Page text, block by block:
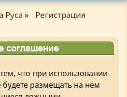
Руса » Регистрация
соглашение
что при использовании
размещать на нем